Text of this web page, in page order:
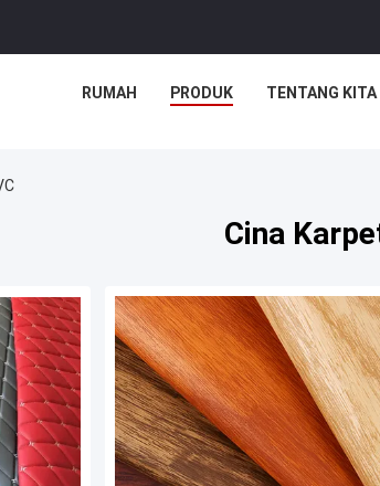
RUMAH PRODUK TENTANG KITA
Cina